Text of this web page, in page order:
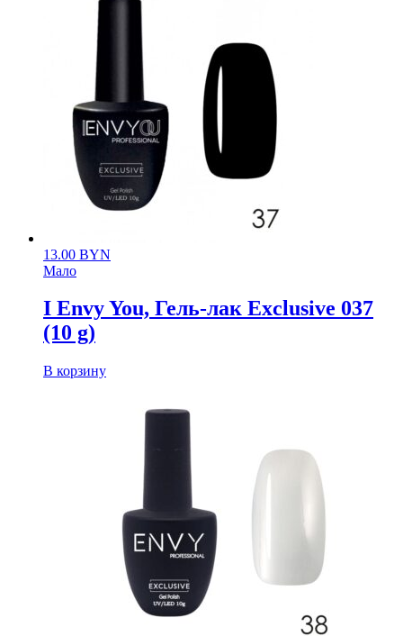
13.00 BYN
Мало
I Envy You, Гель-лак Exclusive 037
(10 g)
В корзину